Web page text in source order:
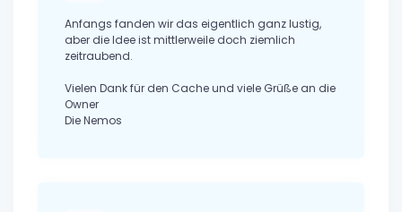
Anfangs fanden wir das eigentlich ganz lustig,
aber die Idee ist mittlerweile doch ziemlich
zeitraubend.
Vielen Dank für den Cache und viele Grüße an die
Owner
Die Nemos